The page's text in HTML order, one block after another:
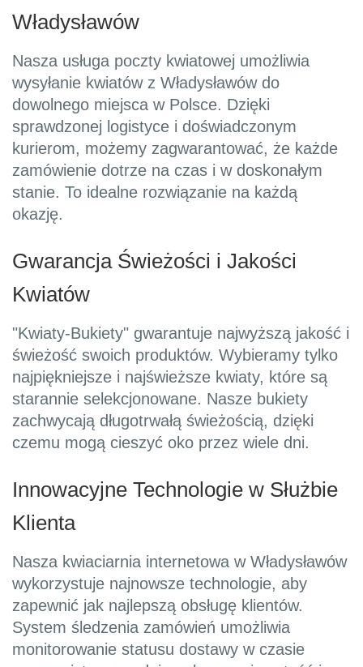
Władysławów
Nasza usługa poczty kwiatowej umożliwia
wysyłanie kwiatów z Władysławów do
dowolnego miejsca w Polsce. Dzięki
sprawdzonej logistyce i doświadczonym
kurierom, możemy zagwarantować, że każde
zamówienie dotrze na czas i w doskonałym
stanie. To idealne rozwiązanie na każdą
okazję.
Gwarancja Świeżości i Jakości
Kwiatów
"Kwiaty-Bukiety" gwarantuje najwyższą jakość i
świeżość swoich produktów. Wybieramy tylko
najpiękniejsze i najświeższe kwiaty, które są
starannie selekcjonowane. Nasze bukiety
zachwycają długotrwałą świeżością, dzięki
czemu mogą cieszyć oko przez wiele dni.
Innowacyjne Technologie w Służbie
Klienta
Nasza kwiaciarnia internetowa w Władysławów
wykorzystuje najnowsze technologie, aby
zapewnić jak najlepszą obsługę klientów.
System śledzenia zamówień umożliwia
monitorowanie statusu dostawy w czasie